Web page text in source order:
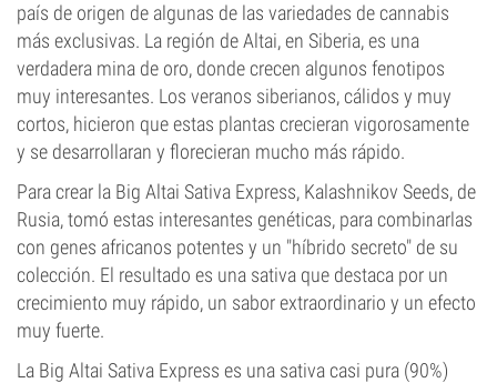
país de origen de algunas de las variedades de cannabis
más exclusivas. La región de Altai, en Siberia, es una
verdadera mina de oro, donde crecen algunos fenotipos
muy interesantes. Los veranos siberianos, cálidos y muy
cortos, hicieron que estas plantas crecieran vigorosamente
y se desarrollaran y florecieran mucho más rápido.
Para crear la Big Altai Sativa Express, Kalashnikov Seeds, de
Rusia, tomó estas interesantes genéticas, para combinarlas
con genes africanos potentes y un "híbrido secreto" de su
colección. El resultado es una sativa que destaca por un
crecimiento muy rápido, un sabor extraordinario y un efecto
muy fuerte.
La Big Altai Sativa Express es una sativa casi pura (90%)